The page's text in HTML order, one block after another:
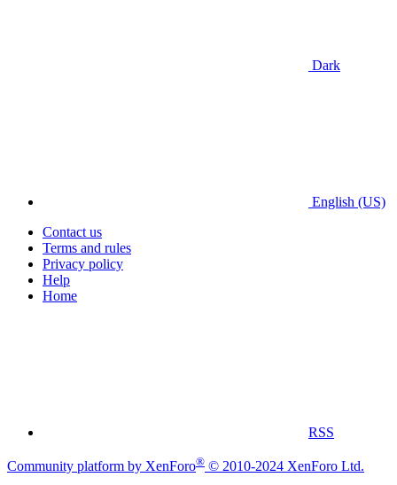
Dark
English (US)
Contact us
Terms and rules
Privacy policy
Help
Home
RSS
Community platform by XenForo® © 2010-2024 XenForo Ltd.